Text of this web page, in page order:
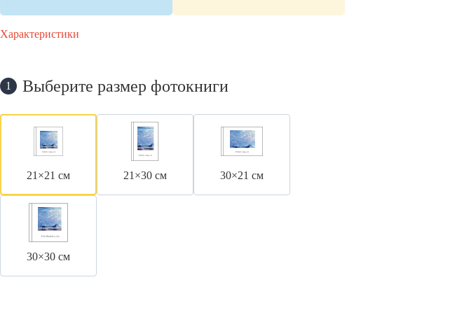
Характеристики
1 Выберите размер фотокниги
21×21 см 21×30 см 30×21 см
30×30 см